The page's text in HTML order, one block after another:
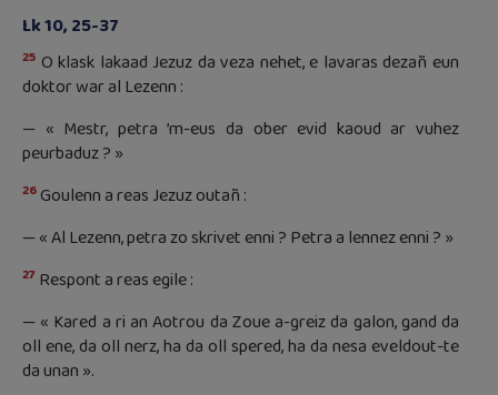
Lk 10, 25-37
25 O klask lakaad Jezuz da veza nehet, e lavaras dezañ eun
doktor war al Lezenn :
— « Mestr, petra ’m-eus da ober evid kaoud ar vuhez
peurbaduz ? »
26 Goulenn a reas Jezuz outañ :
— « Al Lezenn, petra zo skrivet enni ? Petra a lennez enni ? »
27 Respont a reas egile :
— « Kared a ri an Aotrou da Zoue a-greiz da galon, gand da
oll ene, da oll nerz, ha da oll spered, ha da nesa eveldout-te
da unan ».